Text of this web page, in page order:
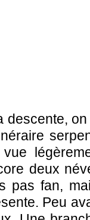
descente,
deux
pas fan,
Peu